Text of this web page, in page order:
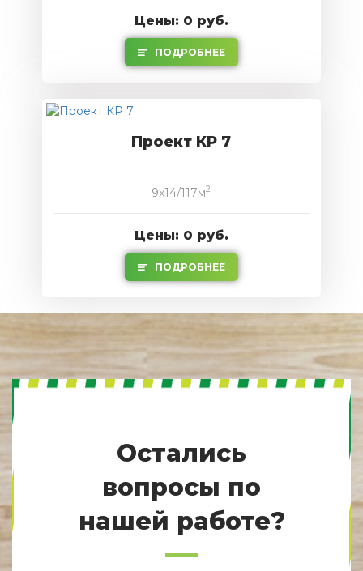
Цены: 0 руб.
ПОДРОБНЕЕ
Проект КР 7
9x14/117м2
Цены: 0 руб.
ПОДРОБНЕЕ
Остались
вопросы по
нашей работе?